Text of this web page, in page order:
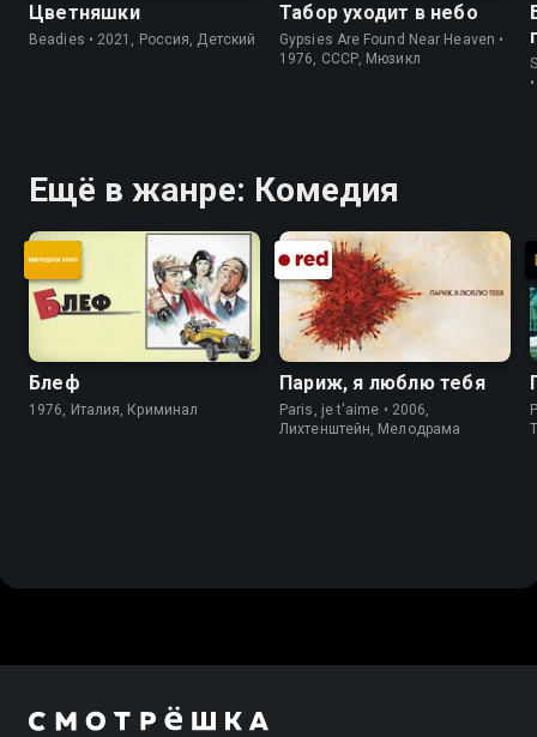
Цветняшки
Beadies • 2021, Россия, Детский
Табор уходит в небо
Gypsies Are Found Near Heaven •
1976, СССР, Мюзикл
Ещё в жанре: Комедия
Блеф
1976, Италия, Криминал
Париж, я люблю тебя
Paris, je t'aime • 2006,
Лихтенштейн, Мелодрама